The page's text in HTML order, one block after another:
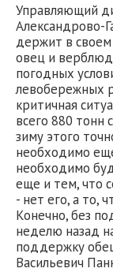
Управляющий
Александрово-
держит в своем
овец и
погодных
левобережных
критичная
всего 880 тонн
зиму этого
необходимо
необходимо
еще и тем, что
- нет его, а то,
Конечно, без
неделю назад
поддержку
Васильевич